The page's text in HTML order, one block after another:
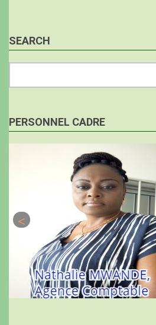
SEARCH
PERSONNEL CADRE